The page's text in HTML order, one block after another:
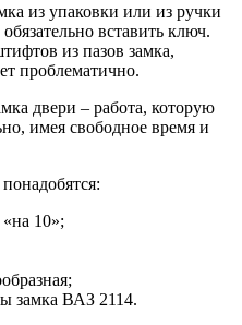
из упаковки или из ручки
вставить ключ.
из пазов замка,
проблематично.
двери – работа, которую
имея свободное время и
10»;
замка ВАЗ 2114.